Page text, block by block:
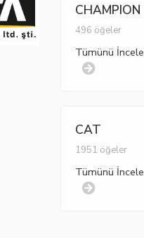
CHAMPION
496 öğeler
Tümünü İncele
CAT
1951 öğeler
Tümünü İncele